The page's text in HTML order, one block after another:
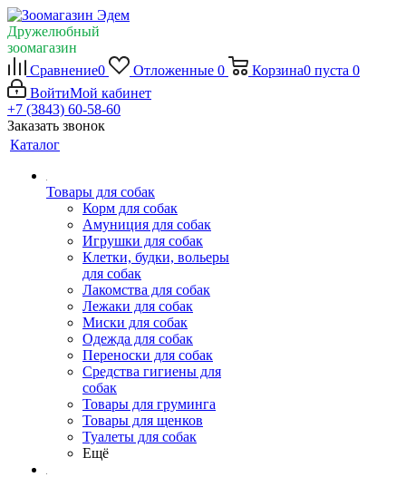
Дружелюбный
зоомагазин
Сравнение0 Отложенные 0 Корзина0 пуста 0
ВойтиМой кабинет
+7 (3843) 60-58-60
Заказать звонок
Каталог
Товары для собак
Корм для собак
Амуниция для собак
Игрушки для собак
Клетки, будки, вольеры
для собак
Лакомства для собак
Лежаки для собак
Миски для собак
Одежда для собак
Переноски для собак
Средства гигиены для
собак
Товары для груминга
Товары для щенков
Туалеты для собак
Ещё